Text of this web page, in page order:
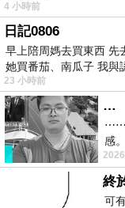
四種繽紛的蔬
燥
4 小時前
日記0806
早上陪周媽去買東西 先
她買番茄、南瓜子 我與
23 小時前
…
⋯⋯
感
昨
終
可